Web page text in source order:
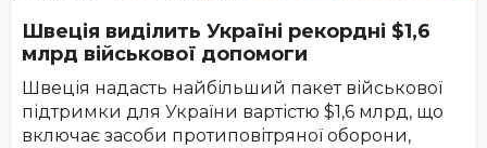
Швеція виділить Україні рекордні $1,6
млрд військової допомоги
Швеція надасть найбільший пакет військової
підтримки для України вартістю $1,6 млрд, що
включає засоби протиповітряної оборони,